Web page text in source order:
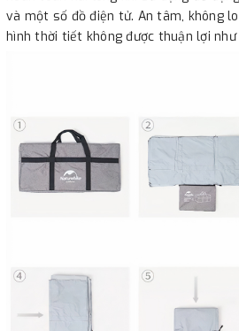
và một số đồ điện tử. An tâm, không
hình thời tiết không được thuận lợi như